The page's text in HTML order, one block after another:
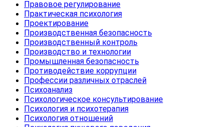
Правовое регулирование
Практическая психология
Проектирование
Производственная безопасность
Производственный контроль
Производство и технологии
Промышленная безопасность
Противодействие коррупции
Профессии различных отраслей
Психоанализ
Психологическое консультирование
Психология и психотерапия
Психология отношений